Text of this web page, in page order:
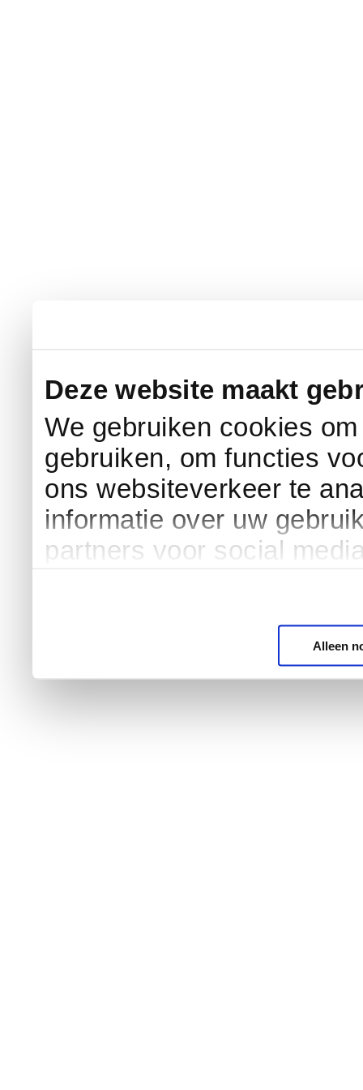
Deze website maakt
We gebruiken cookies
gebruiken, om functies
ons websiteverkeer te
informatie over uw
partners voor social
Alleen